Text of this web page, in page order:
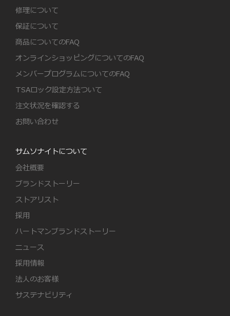
修理について
保証について
商品についてのFAQ
オンラインショッピングについてのFAQ
メンバープログラムについてのFAQ
TSAロック設定方法ついて
注文状況を確認する
お問い合わせ
サムソナイトについて
会社概要
ブランドストーリー
ストアリスト
採用
ハートマンブランドストーリー
ニュース
採用情報
法人のお客様
サステナビリティ